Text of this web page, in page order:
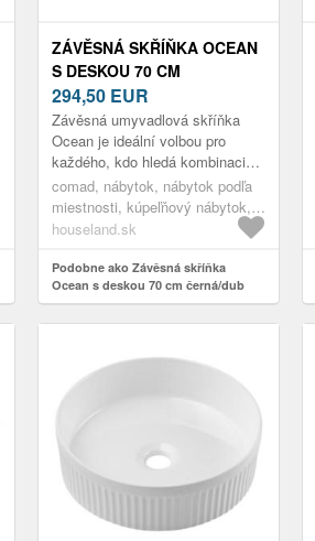
ZÁVĚSNÁ SKŘÍŇKA OCEAN
S DESKOU 70 CM
ČERNÁ/DUB OLEJOVANÝ
294,50 EUR
Závěsná umyvadlová skříňka
Ocean je ideální volbou pro
každého, kdo hledá kombinaci
moderního designu a
praktičnosti. Vyrobena z
kvalitního MDF a l...
comad, nábytok, nábytok podľa
miestnosti, kúpeľňový nábytok,
umývadlové skrinky, skrinky pod
houseland.sk
Podobne ako Závěsná skříňka
Ocean s deskou 70 cm černá/dub
olejovaný